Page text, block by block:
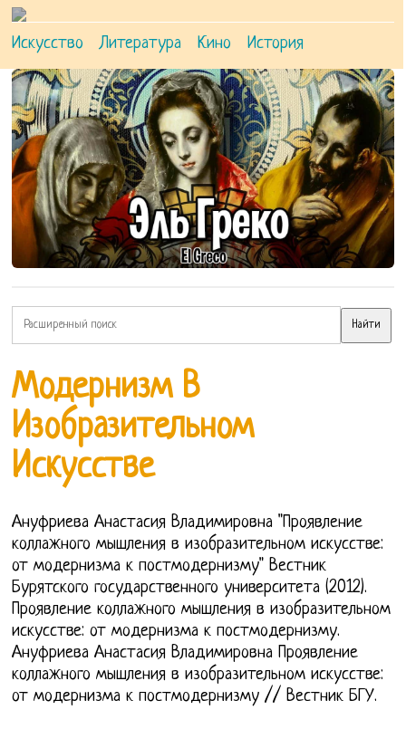
Искусство Литература Кино История
Модернизм В
Изобразительном
Искусстве
Ануфриева Анастасия Владимировна "Проявление
коллажного мышления в изобразительном искусстве:
от модернизма к постмодернизму" Вестник
Бурятского государственного университета (2012).
Проявление коллажного мышления в изобразительном
искусстве: от модернизма к постмодернизму.
Ануфриева Анастасия Владимировна Проявление
коллажного мышления в изобразительном искусстве:
от модернизма к постмодернизму // Вестник БГУ.